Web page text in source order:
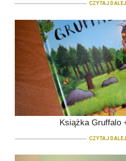
CZYTAJ DALEJ
Książka Gruffalo
CZYTAJ DALEJ